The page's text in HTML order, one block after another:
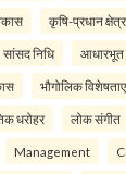
कृषि-प्रधान क्षेत्र
सांसद निधि आधारभूत
भौगोलिक विशेषताए
धरोहर लोक संगीत
Management